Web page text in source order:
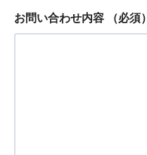
お問い合わせ内容 （必須）